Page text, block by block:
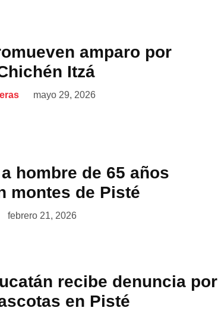
amparo por
Itzá
mayo 29, 2026
hombre de 65 años
montes de Pisté
febrero 21, 2026
recibe denuncia por
en Pisté